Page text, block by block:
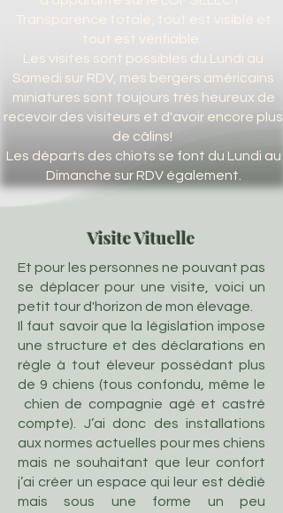
Transparence totale, tout est visible et
tout est vérifiable.
Les visites sont possibles du Lundi au
Samedi sur RDV, mes bergers américains
miniatures sont toujours très heureux de
recevoir des visiteurs et d'avoir encore plus
de câlins!
Les départs des chiots se font du Lundi au
Dimanche sur RDV également.
Visite Vituelle
Et pour les personnes ne pouvant pas
se déplacer pour une visite, voici un
petit tour d'horizon de mon élevage.
Il faut savoir que la législation impose
une structure et des déclarations en
règle à tout éleveur possédant plus
de 9 chiens (tous confondu, même le
chien de compagnie agé et castré
compte). J’ai donc des installations
aux normes actuelles pour mes chiens
mais ne souhaitant que leur confort
j’ai créer un espace qui leur est dédié
mais sous une forme un peu